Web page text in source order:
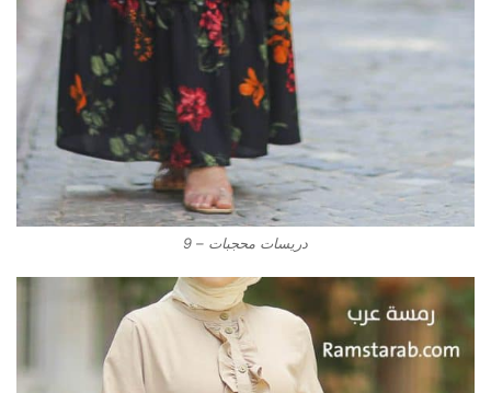
دريسات محجبات – 9